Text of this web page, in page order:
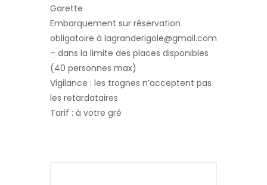
Garette
Embarquement sur réservation
obligatoire à lagranderigole@gmail.com
– dans la limite des places disponibles
(40 personnes max)
Vigilance : les trognes n’acceptent pas
les retardataires
Tarif : à votre gré